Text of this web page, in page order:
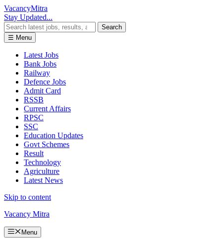
VacancyMitra
Stay Updated...
Search
☰ Menu
Latest Jobs
Bank Jobs
Railway
Defence Jobs
Admit Card
RSSB
Current Affairs
RPSC
SSC
Education Updates
Govt Schemes
Result
Technology
Agriculture
Latest News
Skip to content
Vacancy Mitra
Menu